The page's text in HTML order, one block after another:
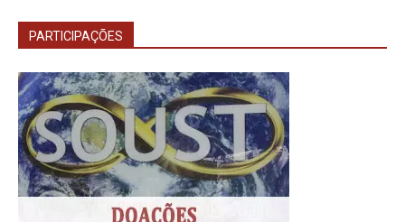
PARTICIPAÇÕES